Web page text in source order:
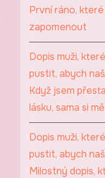
První ráno,
zapomenout
Dopis muži,
pustit, abych
Když jsem
lásku, sama si
Dopis muži,
pustit, abych
Milostný dopis,